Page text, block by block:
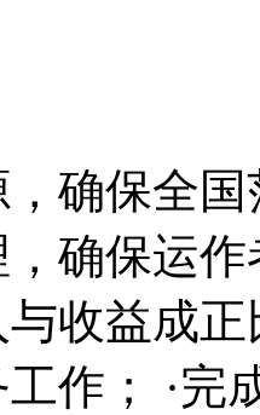
确保全
确保运
收益成
作； ·完